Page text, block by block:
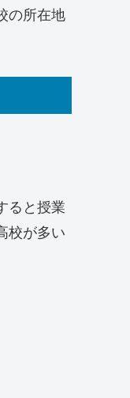
の所在地
ると授業
校が多い